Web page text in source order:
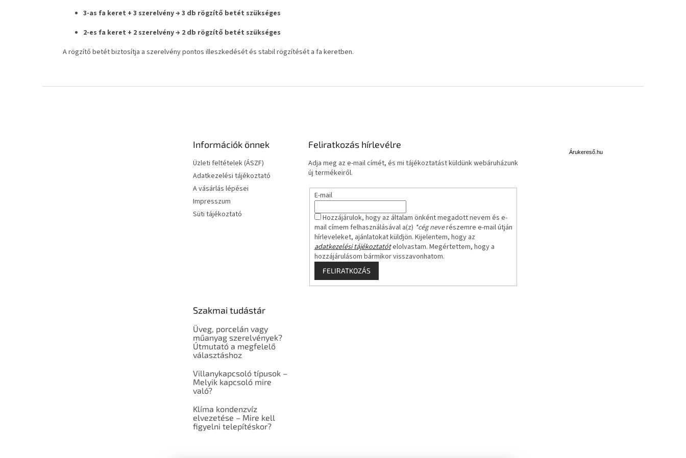
3-as fa keret + 3 szerelvény → 3 db rögzítő betét szükséges
2-es fa keret + 2 szerelvény → 2 db rögzítő betét szükséges
A rögzítő betét biztosítja a szerelvény pontos illeszkedését és stabil rögzítését a fa keretben.
Információk önnek
Üzleti feltételek (ÁSZF)
Adatkezelési tájékoztató
A vásárlás lépései
Impresszum
Süti tájékoztató
Feliratkozás hírlevélre
Adja meg az e-mail címét, és mi tájékoztatást küldünk webáruházunk
új termékeiről.
E-mail
Hozzájárulok, hogy az általam önként megadott nevem és e-
mail címem felhasználásával a(z) *cég neverészemre e-mail útján
hírleveleket, ajánlatokat küldjön. Kijelentem, hogy az
adatkezelési tájékoztatótelolvastam. Megértettem, hogy a
hozzájárulásom bármikor visszavonhatom.
FELIRATKOZÁS
Árukereső.hu
Szakmai tudástár
Üveg, porcelán vagy
műanyag szerelvények?
Útmutató a megfelelő
választáshoz
Villanykapcsoló típusok –
Melyik kapcsoló mire
való?
Klíma kondenzvíz
elvezetése – Mire kell
figyelni telepítéskor?